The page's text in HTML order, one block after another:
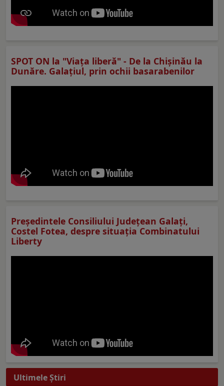
SPOT ON la "Viaţa liberă" - De la Chișinău la
Dunăre. Galațiul, prin ochii basarabenilor
Preşedintele Consiliului Judeţean Galaţi,
Costel Fotea, despre situaţia Combinatului
Liberty
Ultimele Ştiri